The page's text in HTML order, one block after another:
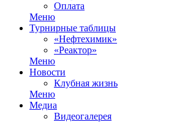
Оплата
Меню
Турнирные таблицы
«Нефтехимик»
«Реактор»
Меню
Новости
Клубная жизнь
Меню
Медиа
Видеогалерея